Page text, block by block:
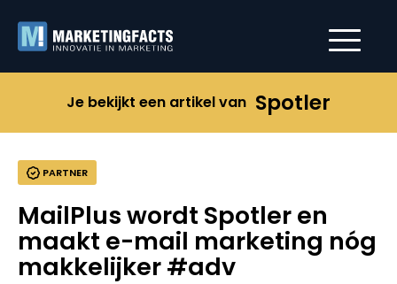
Je bekijkt een artikel van Spotler
PARTNER
MailPlus wordt Spotler en
maakt e-mail marketing nóg
makkelijker #adv